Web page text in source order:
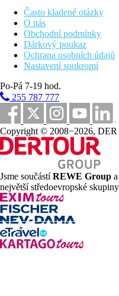
Často kladené otázky
O nás
Obchodní podmínky
Dárkový poukaz
Ochrana osobních údajů
Nastavení soukromí
Po-Pá 7-19 hod.
255 787 777
Copyright © 2008−2026, DER
Jsme součástíREWE Group
největší středoevropské